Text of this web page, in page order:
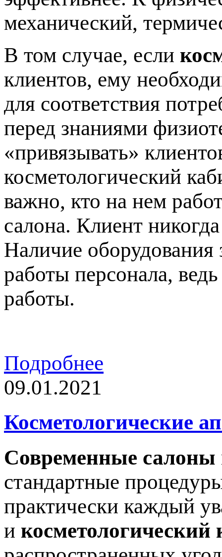
механический,
В том случае, если
клиентов, ему
для соответствия
перед знаниями
«привязывать»
косметологический
важно, кто на нем
салона. Клиент
Наличие оборудования
работы персонала,
работы.
Подробнее
09.01.2021
Косметологические
Современные салоны
стандартные
практически каждый
и косметологический